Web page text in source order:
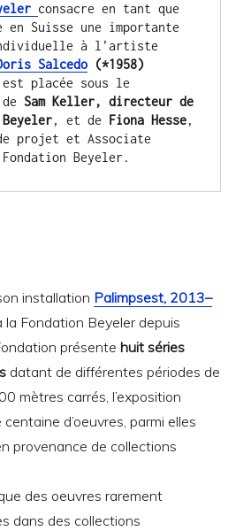
consacre en tant que
en Suisse une importante
Salcedo (*1958)
placée sous le
Sam Keller, directeur de
, et de Fiona Hesse,
projet et Associate
Beyeler.
installation Palimpsest, 2013–
la Fondation Beyeler depuis
présente huit séries
datant de différentes périodes de
mètres carrés, l’exposition
d’oeuvres, parmi elles
provenance de collections
des oeuvres rarement
dans des collections